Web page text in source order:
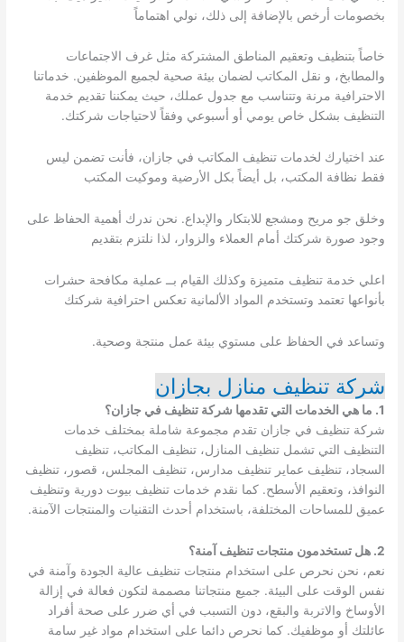
بخصومات أرخص بالإضافة إلى ذلك، نولي اهتماماً
خاصاً بتنظيف وتعقيم المناطق المشتركة مثل غرف الاجتماعات
والمطابخ، و نقل المكاتب لضمان بيئة صحية لجميع الموظفين. خدماتنا
الاحترافية مرنة وتتناسب مع جدول عملك، حيث يمكننا تقديم خدمة
التنظيف بشكل خاص يومي أو أسبوعي وفقاً لاحتياجات شركتك.
عند اختيارك لخدمات تنظيف المكاتب في جازان، فأنت تضمن ليس
فقط نظافة المكتب، بل أيضاً بكل الأرضية وموكيت المكتب
وخلق جو مريح ومشجع للابتكار والإبداع. نحن ندرك أهمية الحفاظ على
وجود صورة شركتك أمام العملاء والزوار، لذا نلتزم بتقديم
اعلي خدمة تنظيف متميزة وكذلك القيام بــ عملية مكافحة حشرات
بأنواعها تعتمد وتستخدم المواد الألمانية تعكس احترافية شركتك
وتساعد في الحفاظ على مستوي بيئة عمل منتجة وصحية.
شركة تنظيف منازل بجازان
1. ما هي الخدمات التي تقدمها شركة تنظيف في جازان؟
شركة تنظيف في جازان تقدم مجموعة شاملة بمختلف خدمات
التنظيف التي تشمل تنظيف المنازل، تنظيف المكاتب، تنظيف
السجاد، تنظيف عماير تنظيف مدارس، تنظيف المجلس، قصور، تنظيف
النوافذ، وتعقيم الأسطح. كما نقدم خدمات تنظيف بيوت دورية وتنظيف
عميق للمساحات المختلفة، باستخدام أحدث التقنيات والمنتجات الآمنة.
2. هل تستخدمون منتجات تنظيف آمنة؟
نعم، نحن نحرص على استخدام منتجات تنظيف عالية الجودة وآمنة في
نفس الوقت على البيئة. جميع منتجاتنا مصممة لتكون فعالة في إزالة
الأوساخ والاتربة والبقع، دون التسبب في أي ضرر على صحة أفراد
عائلتك أو موظفيك. كما نحرص دائما على استخدام مواد غير سامة